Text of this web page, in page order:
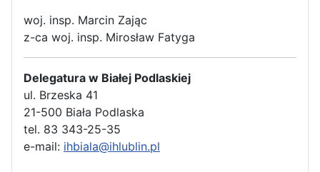
woj. insp. Marcin Zając
z-ca woj. insp. Mirosław Fatyga
Delegatura w Białej Podlaskiej
ul. Brzeska 41
21-500 Biała Podlaska
tel. 83 343-25-35
e-mail: ihbiala@ihlublin.pl